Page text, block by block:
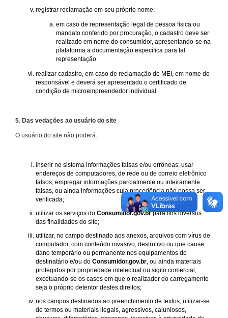
registrar reclamação em seu próprio nome:
em caso de representação legal de pessoa física ou
mandato conferido por procuração, o cadastro deve ser
realizado em nome do consumidor, apresentando-se na
plataforma a documentação específica para tal
representação
realizar cadastro, em caso de reclamação de MEI, em nome do
responsável e deverá ser apresentado o certificado de
condição de microempreendedor individual
5. Das vedações ao usuário do site
O usuário do site não poderá:
inserir no sistema informações falsas e/ou errôneas; usar
endereços de computadores, de rede ou de correio eletrônico
falsos; empregar informações parcialmente ou inteiramente
falsas, ou ainda informações cuja procedência não possa ser
verificada;
utilizar os serviços do Consumidor.gov.brpara fins diversos
das finalidades do site;
utilizar, no campo destinado aos anexos, arquivos com vírus de
computador, com conteúdo invasivo, destrutivo ou que cause
dano temporário ou permanente nos equipamentos do
destinatário e/ou do Consumidor.gov.br , ou ainda materiais
protegidos por propriedade intelectual ou sigilo comercial,
excetuando-se os casos em que o realizador do carregamento
seja o próprio detentor destes direitos;
nos campos destinados ao preenchimento de textos, utilizar-se
de termos ou materiais ilegais, agressivos, caluniosos,